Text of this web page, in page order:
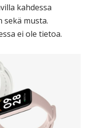
kahdessa
sekä musta.
ei ole tietoa.